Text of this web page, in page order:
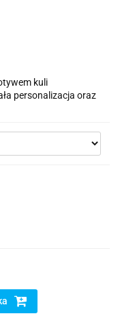
kuli
personalizacja oraz